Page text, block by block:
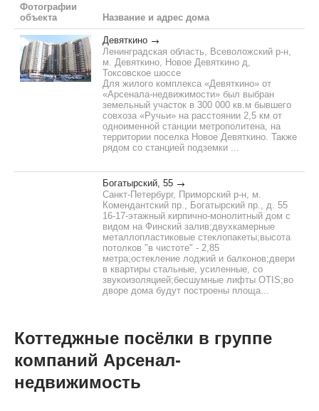
Фотографии
объекта
Название и адрес дома
Девяткино
Ленинградская область, Всеволожский р-н,
м. Девяткино, Новое Девяткино д,
Токсовское шоссе
Для жилого комплекса «Девяткино» от
«Арсенала-недвижимости» был выбран
земельный участок в 300 000 кв.м бывшего
совхоза «Ручьи» на расстоянии 2,5 км от
одноименной станции метрополитена, на
территории поселка Новое Девяткино. Также
рядом со станцией подземки ...
Богатырский, 55
Санкт-Петербург, Приморский р-н, м.
Комендантский пр., Богатырский пр., д. 55
16-17-этажный кирпично-монолитный дом с
видом на Финский залив;двухкамерные
металлопластиковые стеклопакеты;высота
потолков "в чистоте" - 2,85
метра;остекление лоджий и балконов;двери
в квартиры стальные, усиленные, со
звукоизоляцией;бесшумные лифты OTIS;во
дворе дома будут построены площа...
Коттеджные посёлки в группе
компаний Арсенал-
недвижимость